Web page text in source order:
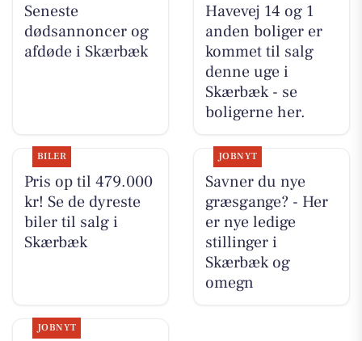
Seneste
dødsannoncer og
afdøde i Skærbæk
Havevej 14 og 1
anden boliger er
kommet til salg
denne uge i
Skærbæk - se
boligerne her.
BILER
Pris op til 479.000
kr! Se de dyreste
biler til salg i
Skærbæk
JOBNYT
Savner du nye
græsgange? - Her
er nye ledige
stillinger i
Skærbæk og
omegn
JOBNYT